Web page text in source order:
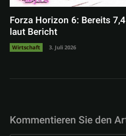
Forza Horizon 6: Bereits
laut Bericht
Wirtschaft 3. Juli 2026
Kommentieren Sie den